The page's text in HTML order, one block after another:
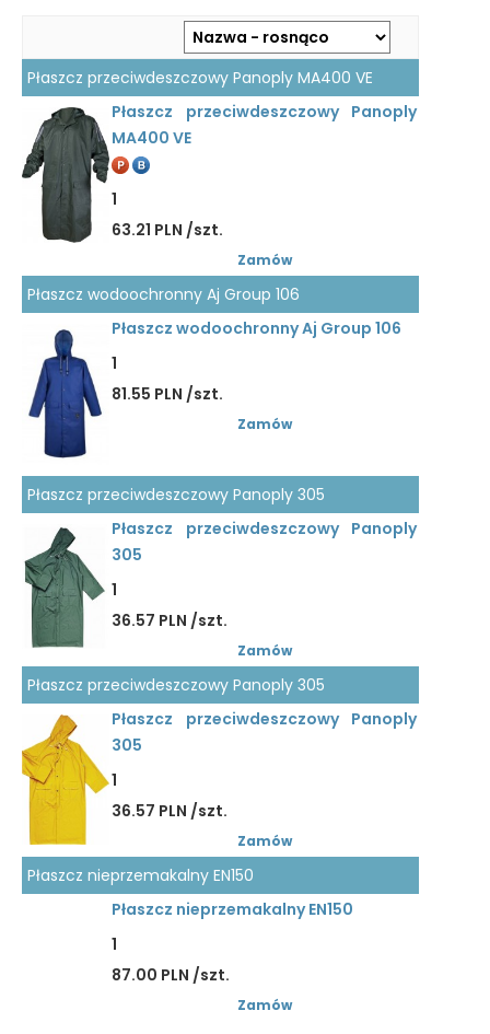
Płaszcz przeciwdeszczowy Panoply MA400 VE
Płaszcz przeciwdeszczowy Panoply
MA400 VE
1
63.21 PLN /szt.
Zamów
Płaszcz wodoochronny Aj Group 106
Płaszcz wodoochronny Aj Group 106
1
81.55 PLN /szt.
Zamów
Płaszcz przeciwdeszczowy Panoply 305
Płaszcz przeciwdeszczowy Panoply
305
1
36.57 PLN /szt.
Zamów
Płaszcz przeciwdeszczowy Panoply 305
Płaszcz przeciwdeszczowy Panoply
305
1
36.57 PLN /szt.
Zamów
Płaszcz nieprzemakalny EN150
Płaszcz nieprzemakalny EN150
1
87.00 PLN /szt.
Zamów